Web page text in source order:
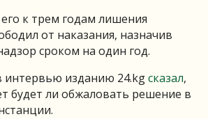
к трем годам лишения
от наказания, назначив
сроком на один год.
интервью изданию 24.kgсказал,
будет ли обжаловать решение в